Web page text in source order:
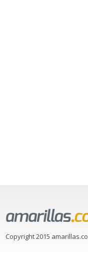
Copyright 2015